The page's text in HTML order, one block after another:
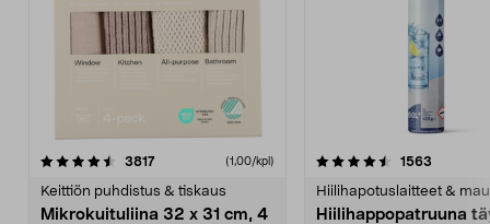
3817arvostelut (1,00/kpl)
Keittiön puhdistus & tiskaus
Mikrokuituliina 32 x 31 cm, 4
4.5viidestä
1563
Hiilihapotuslaitteet &
Hiilihappopatruuna
4.5viidestä